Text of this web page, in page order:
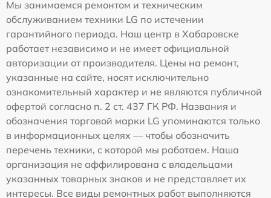
Мы занимаемся ремонтом и техническим
обслуживанием техники LG по истечении
гарантийного периода. Наш центр в Хабаровске
работает независимо и не имеет официальной
авторизации от производителя. Цены на ремонт,
указанные на сайте, носят исключительно
ознакомительный характер и не являются публичной
офертой согласно п. 2 ст. 437 ГК РФ. Названия и
обозначения торговой марки LG упоминаются только
в информационных целях — чтобы обозначить
перечень техники, с которой мы работаем. Наша
организация не аффилирована с владельцами
указанных товарных знаков и не представляет их
интересы. Все виды ремонтных работ выполняются